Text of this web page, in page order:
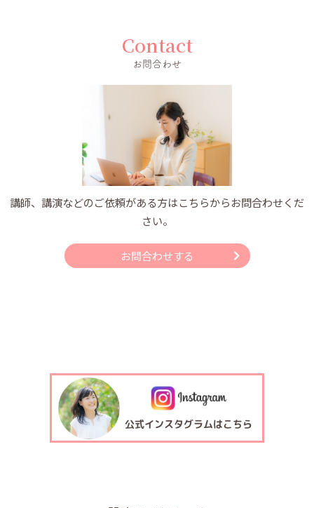
Contact
お問合わせ
講師、講演などのご依頼がある方はこちらからお問合わせくだ
さい。
お問合わせする